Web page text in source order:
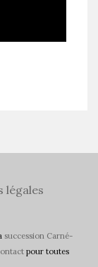
légales
succession Carné-
pour toutes